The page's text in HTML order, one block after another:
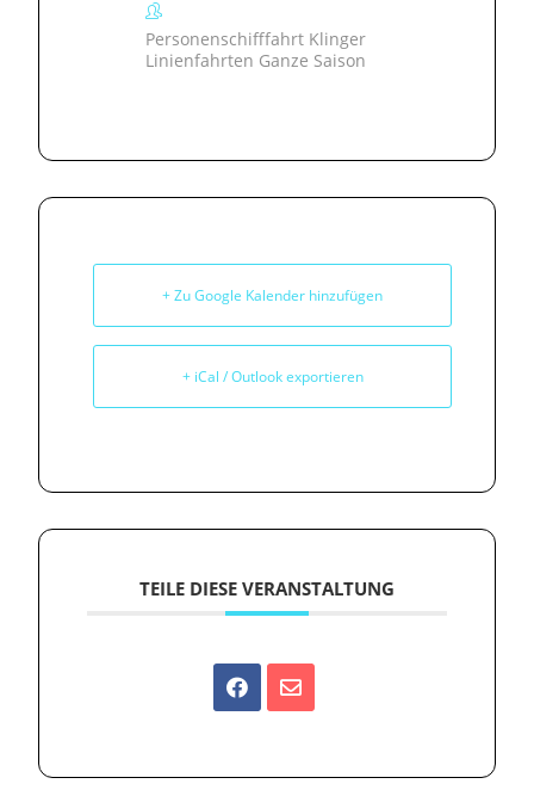
Personenschifffahrt Klinger
Linienfahrten Ganze Saison
+ Zu Google Kalender hinzufügen
+ iCal / Outlook exportieren
TEILE DIESE VERANSTALTUNG